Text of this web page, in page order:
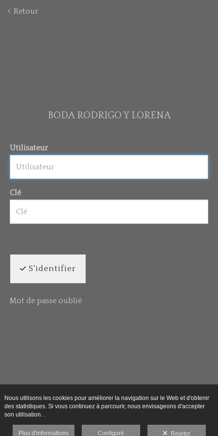
Retour
BODA RODRIGO Y LORENA
Utilisateur
Clé
S'identifier
Mot de passe oublié
Nous utilisons les cookies pour améliorer la navigation sur le Web et d'obtenir
des statistiques. Si vous continuez à parcourir, nous envisageons d'accepter
son utilisation. .
Plus d'informations Configuré Rejeter